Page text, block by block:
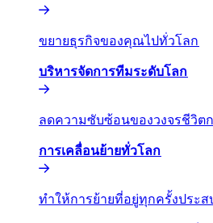
ขยายธุรกิจของคุณไปทั่วโลก​​
บริหารจัดการทีมระดับโลก​​
ลดความซับซ้อนของวงจรชีวิต
การเคลื่อนย้ายทั่วโลก​​
ทำให้การย้ายที่อยู่ทุกครั้งประส